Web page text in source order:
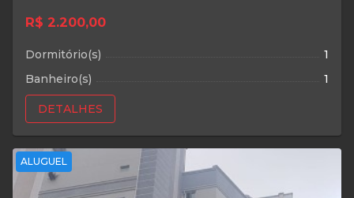
R$ 2.200,00
Dormitório(s)
1
Banheiro(s)
1
DETALHES
ALUGUEL